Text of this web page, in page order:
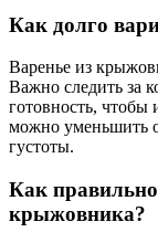
Как долго
Варенье из
Важно следить за
готовность, чтобы
можно уменьшить
густоты.
Как
крыжовника?